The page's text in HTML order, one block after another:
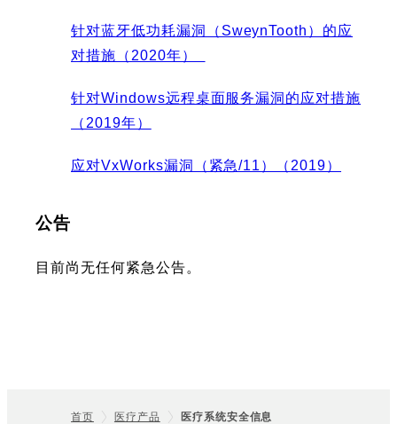
针对蓝牙低功耗漏洞（SweynTooth）的应
对措施（2020年）
针对Windows远程桌面服务漏洞的应对措施
（2019年）
应对VxWorks漏洞（紧急/11）（2019）
公告
目前尚无任何紧急公告。
首页 医疗产品 医疗系统安全信息